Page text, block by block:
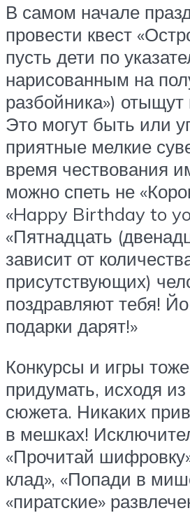
В самом начале
провести квест
пусть дети по
нарисованным на
разбойника») отыщут
Это могут быть или
приятные мелкие
время чествования
можно спеть не
«Happy Birthday to
«Пятнадцать
зависит от
присутствующих)
поздравляют тебя!
подарки дарят!»
Конкурсы и игры
придумать, исходя из
сюжета. Никаких
в мешках!
«Прочитай
клад», «Попади в
«пиратские»